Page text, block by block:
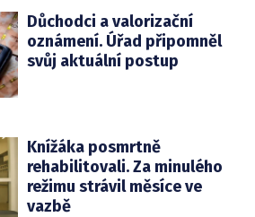
Důchodci a valorizační
oznámení. Úřad připomněl
svůj aktuální postup
Knížáka posmrtně
rehabilitovali. Za minulého
režimu strávil měsíce ve
vazbě